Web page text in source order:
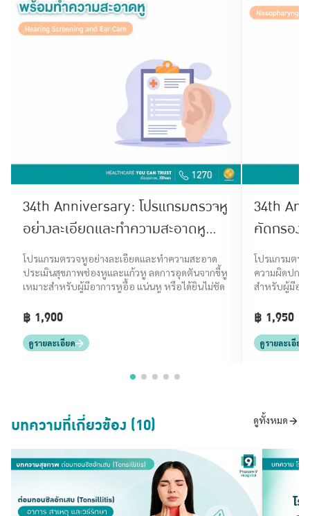
34th Anniversary: โปรแกรมตรวจหู
อย่างละเอียดและทำความสะอาดหู
(Hearing Screening and Ear
Care)
โปรแกรมตรวจหูอย่างละเอียดและทำความสะอาด
ประเมินสุขภาพช่องหูและแก้วหู ลดการอุดตันจากขี้หู
เหมาะสำหรับผู้มีอาการหูอื้อ แน่นหู หรือได้ยินไม่ชัด
฿ 1,900
ดูรายละเอียด
34th
คัดกรอง
โปรแกรมตรว
ความผิดปกติ
สำหรับผู้มีอา
฿ 1,950
ดูรายละเอียด
บทความที่เกี่ยวข้อง (10) ดูทั้งหมด